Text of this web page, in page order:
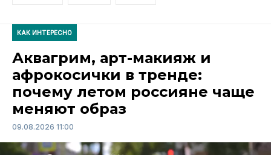
КАК ИНТЕРЕСНО
Аквагрим, арт-макияж и
афрокосички в тренде:
почему летом россияне чаще
меняют образ
09.08.2026 11:00